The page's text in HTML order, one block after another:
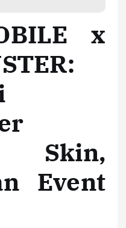
x
Skin,
Event